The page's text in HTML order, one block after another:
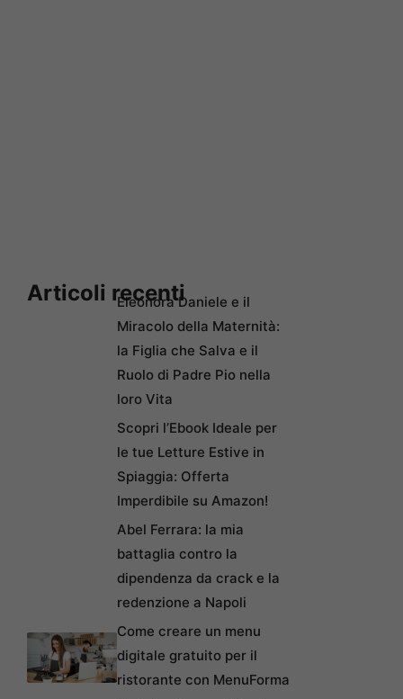
Articoli recentiEleonora Daniele e il
Miracolo della Maternità:
la Figlia che Salva e il
Ruolo di Padre Pio nella
loro Vita
Scopri l’Ebook Ideale per
le tue Letture Estive in
Spiaggia: Offerta
Imperdibile su Amazon!
Abel Ferrara: la mia
battaglia contro la
dipendenza da crack e la
redenzione a Napoli
Come creare un menu
digitale gratuito per il
ristorante con MenuForma